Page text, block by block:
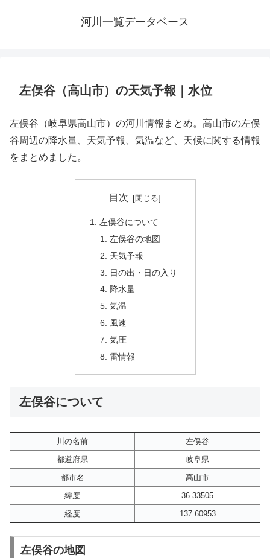
河川一覧データベース
左俣谷（高山市）の天気予報｜水位
左俣谷（岐阜県高山市）の河川情報まとめ。高山市の左俣
谷周辺の降水量、天気予報、気温など、天候に関する情報
をまとめました。
目次
左俣谷について
左俣谷の地図
天気予報
日の出・日の入り
降水量
気温
風速
気圧
雷情報
左俣谷について
川の名前
左俣谷
都道府県
岐阜県
都市名
高山市
緯度
36.33505
経度
137.60953
左俣谷の地図